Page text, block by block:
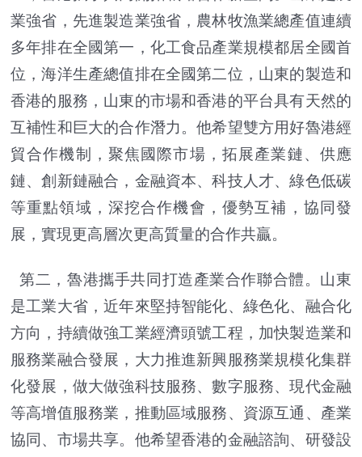
業強省，先進製造業強省，農林牧漁業總產值連續
多年排在全國第一，化工食品產業規模都居全國首
位，海洋生產總值排在全國第二位，山東的製造和
香港的服務，山東的市場和香港的平台具有天然的
互補性和巨大的合作潛力。他希望雙方用好魯港經
貿合作機制，聚焦國際市場，拓展產業鏈、供應
鏈、創新鏈融合，金融資本、科技人才、綠色低碳
等重點領域，深挖合作機會，優勢互補，協同發
展，實現更高層次更高質量的合作共贏。
第二，魯港攜手共同打造產業合作聯合體。山東
是工業大省，近年來堅持智能化、綠色化、融合化
方向，持續做強工業經濟頭號工程，加快製造業和
服務業融合發展，大力推進新興服務業規模化集群
化發展，做大做強科技服務、數字服務、現代金融
等高增值服務業，推動區域服務、資源互通、產業
協同、市場共享。他希望香港的金融諮詢、研發設